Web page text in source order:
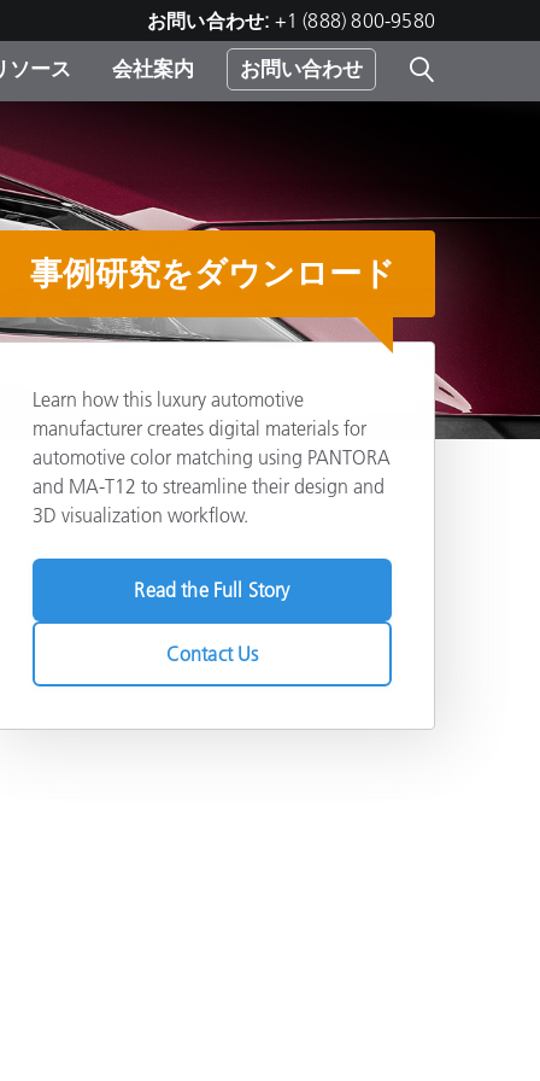
お問い合わせ: +1 (888) 800-9580
ー
リ
ソース
）
会社案内 お問い合わせ
共有
事例研究をダウンロード
Learn how this luxury automotive
manufacturer creates digital materials for
automotive color matching using PANTORA
and MA-T12 to streamline their design and
3D visualization workflow.
Read the Full Story
Contact Us